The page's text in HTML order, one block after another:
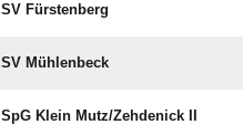
SV Fürstenberg
SV Mühlenbeck
SpG Klein Mutz/​Zehdenick II